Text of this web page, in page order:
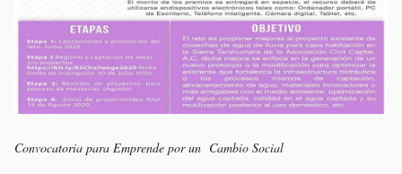
Convocatoria para Emprende por un Cambio Social